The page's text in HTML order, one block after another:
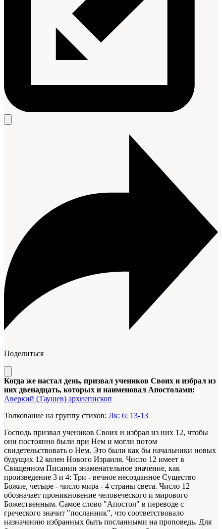
Поделиться
Когда же настал день, призвал учеников Своих и избрал из
них двенадцать, которых и наименовал Апостолами:
Аверкий (Таушев) архиепископ
Толкование на группу стихов: Лк: 6: 13-13
Господь призвал учеников Своих и избрал из них 12, чтобы
они постоянно были при Нем и могли потом
свидетельствовать о Нем. Это были как бы начальники новых
будущих 12 колен Нового Израиля. Число 12 имеет в
Священном Писании знаменательное значение, как
произведение 3 и 4: Три - вечное несозданное Существо
Божие, четыре - число мира - 4 страны света. Число 12
обозначает проникновение человеческого и мирового
Божественным. Самое слово "Апостол" в переводе с
греческого значит "посланник", что соответствовало
назначению избранных быть посланными на проповедь. Для